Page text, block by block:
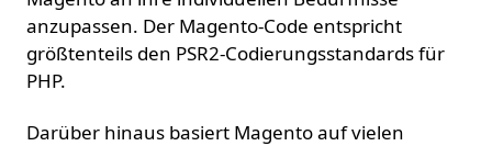
anzupassen. Der Magento-Code entspricht
größtenteils den PSR2-Codierungsstandards für
PHP.
Darüber hinaus basiert Magento auf vielen